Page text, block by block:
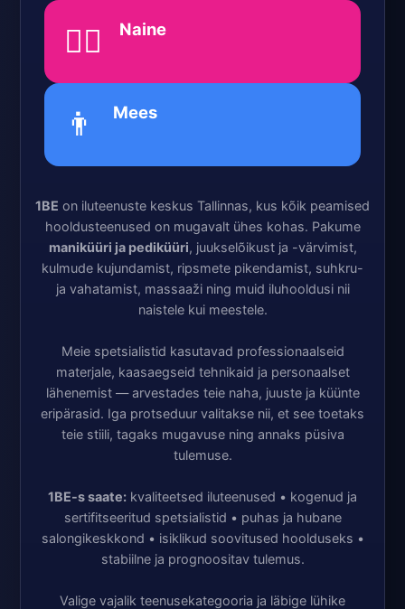
💁‍♀️ Naine
👨 Mees
1BE on iluteenuste keskus Tallinnas, kus kõik peamised
hooldusteenused on mugavalt ühes kohas. Pakume
maniküüri ja pediküüri, juukselõikust ja -värvimist,
kulmude kujundamist, ripsmete pikendamist, suhkru-
ja vahatamist, massaaži ning muid iluhooldusi nii
naistele kui meestele.
Meie spetsialistid kasutavad professionaalseid
materjale, kaasaegseid tehnikaid ja personaalset
lähenemist — arvestades teie naha, juuste ja küünte
eripärasid. Iga protseduur valitakse nii, et see toetaks
teie stiili, tagaks mugavuse ning annaks püsiva
tulemuse.
1BE-s saate: kvaliteetsed iluteenused • kogenud ja
sertifitseeritud spetsialistid • puhas ja hubane
salongikeskkond • isiklikud soovitused hoolduseks •
stabiilne ja prognoositav tulemus.
Valige vajalik teenusekategooria ja läbige lühike